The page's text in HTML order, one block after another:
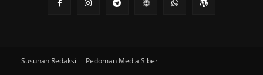
Susunan Redaksi Pedoman Media Siber